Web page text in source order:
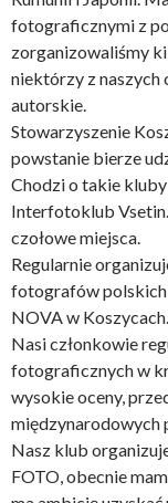
fotograficznymi z
zorganizowaliśmy
niektórzy z naszych
autorskie.
Stowarzyszenie
powstanie bierze
Chodzi o takie
Interfotoklub
czołowe miejsca.
Regularnie
fotografów
NOVA w Koszycach.
Nasi członkowie
fotograficznych w
wysokie oceny,
międzynarodowych
Nasz klub
FOTO, obecnie